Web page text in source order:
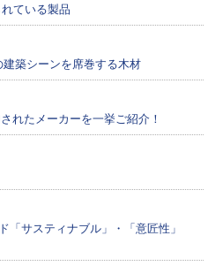
ている製品
建築シーンを席巻する木材
れたメーカーを一挙ご紹介！
「サスティナブル」・「意匠性」